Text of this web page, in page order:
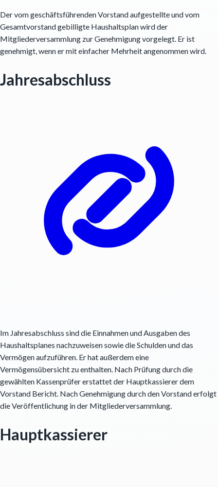
Der vom geschäftsführenden Vorstand aufgestellte und vom
Gesamtvorstand gebilligte Haushaltsplan wird der
Mitgliederversammlung zur Genehmigung vorgelegt. Er ist
genehmigt, wenn er mit einfacher Mehrheit angenommen wird.
Jahresabschluss
Im Jahresabschluss sind die Einnahmen und Ausgaben des
Haushaltsplanes nachzuweisen sowie die Schulden und das
Vermögen aufzuführen. Er hat außerdem eine
Vermögensübersicht zu enthalten. Nach Prüfung durch die
gewählten Kassenprüfer erstattet der Hauptkassierer dem
Vorstand Bericht. Nach Genehmigung durch den Vorstand erfolgt
die Veröffentlichung in der Mitgliederversammlung.
Hauptkassierer